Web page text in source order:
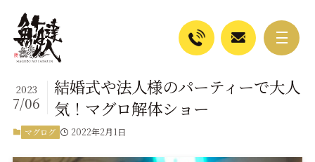
結婚式や法人様のパーティーで大人
気！マグロ解体ショー
2023
7/06
マグログ 2022年2月1日